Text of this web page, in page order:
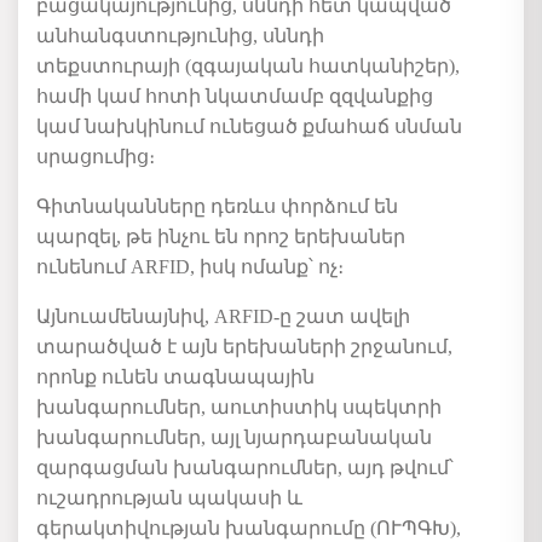
բացակայությունից, սննդի հետ կապված
անհանգստությունից, սննդի
տեքստուրայի (զգայական հատկանիշեր),
համի կամ հոտի նկատմամբ զզվանքից
կամ նախկինում ունեցած քմահաճ սնման
սրացումից։
Գիտնականները դեռևս փորձում են
պարզել, թե ինչու են որոշ երեխաներ
ունենում ARFID, իսկ ոմանք՝ ոչ։
Այնուամենայնիվ, ARFID-ը շատ ավելի
տարածված է այն երեխաների շրջանում,
որոնք ունեն տագնապային
խանգարումներ, աուտիստիկ սպեկտրի
խանգարումներ, այլ նյարդաբանական
զարգացման խանգարումներ, այդ թվում՝
ուշադրության պակասի և
գերակտիվության խանգարումը (ՈՒՊԳԽ),